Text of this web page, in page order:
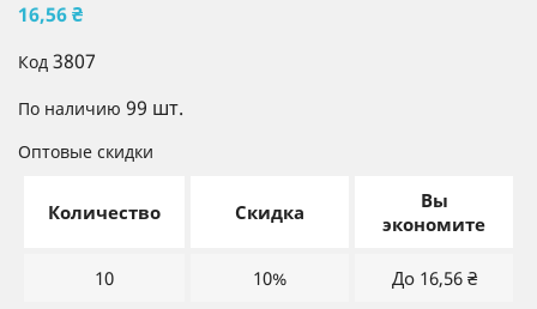
16,56 ₴
Код 3807
По наличию 99 шт.
Оптовые скидки
Количество Скидка
Вы
экономите
10 10% До 16,56 ₴